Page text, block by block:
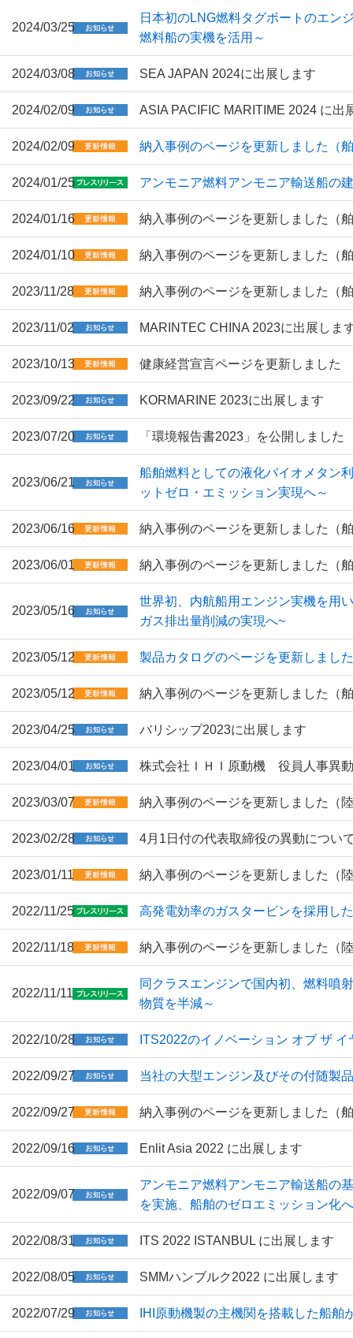
2024/03/25
日本初のLNG燃料タグボートのエン
燃料船の実機を活用～
2024/03/08 SEA JAPAN 2024に出展します
2024/02/09 ASIA PACIFIC MARITIME 2024 に出
2024/02/09 納入事例のページを更新しました（
2024/01/25 アンモニア燃料アンモニア輸送船の
2024/01/16 納入事例のページを更新しました（
2024/01/10 納入事例のページを更新しました（
2023/11/28 納入事例のページを更新しました（
2023/11/02 MARINTEC CHINA 2023に出展しま
2023/10/13 健康経営宣言ページを更新しました
2023/09/22 KORMARINE 2023に出展します
2023/07/20 「環境報告書2023」を公開しました
2023/06/21
船舶燃料としての液化バイオメタン
ットゼロ・エミッション実現へ～
2023/06/16 納入事例のページを更新しました（
2023/06/01 納入事例のページを更新しました（
2023/05/16
世界初、内航船用エンジン実機を用
ガス排出量削減の実現へ~
2023/05/12 製品カタログのページを更新しまし
2023/05/12 納入事例のページを更新しました（
2023/04/25 バリシップ2023に出展します
2023/04/01 株式会社ＩＨＩ原動機 役員人事異動
2023/03/07 納入事例のページを更新しました（
2023/02/28 4月1日付の代表取締役の異動につい
2023/01/11 納入事例のページを更新しました（
2022/11/25 高発電効率のガスタービンを採用し
2022/11/18 納入事例のページを更新しました（
2022/11/11
同クラスエンジンで国内初、燃料噴
物質を半減～
2022/10/28 ITS2022のイノベーション オブ ザ
2022/09/27 当社の大型エンジン及びその付随製
2022/09/27 納入事例のページを更新しました（
2022/09/16 Enlit Asia 2022 に出展します
2022/09/07
アンモニア燃料アンモニア輸送船の
を実施、船舶のゼロエミッション化
2022/08/31 ITS 2022 ISTANBUL に出展します
2022/08/05 SMMハンブルク2022 に出展します
2022/07/29 IHI原動機製の主機関を搭載した船